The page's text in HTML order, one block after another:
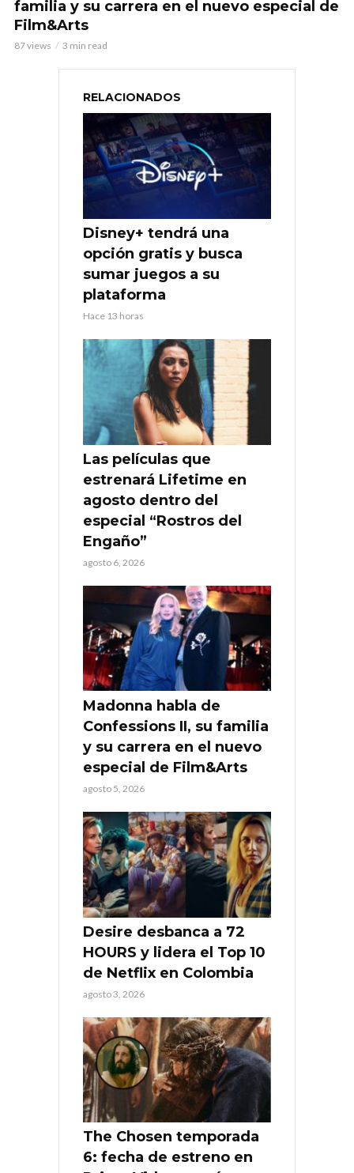
familia y su carrera en el nuevo especial de
Film&Arts
87 views 3 min read
RELACIONADOS
Disney+ tendrá una
opción gratis y busca
sumar juegos a su
plataforma
Hace 13 horas
Las películas que
estrenará Lifetime en
agosto dentro del
especial “Rostros del
Engaño”
agosto 6, 2026
Madonna habla de
Confessions II, su familia
y su carrera en el nuevo
especial de Film&Arts
agosto 5, 2026
Desire desbanca a 72
HOURS y lidera el Top 10
de Netflix en Colombia
agosto 3, 2026
The Chosen temporada
6: fecha de estreno en